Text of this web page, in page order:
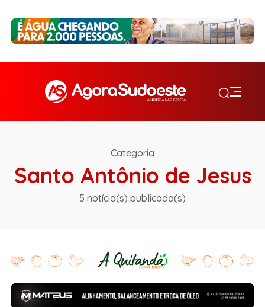
Categoria
Santo Antônio de Jesus
5 notícia(s) publicada(s)